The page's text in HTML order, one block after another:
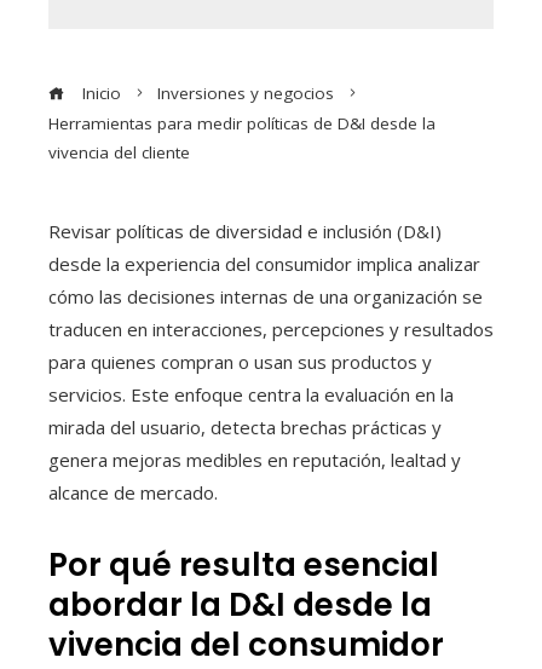
Inicio
Inversiones y negocios
Herramientas para medir políticas de D&I desde la
vivencia del cliente
Revisar políticas de diversidad e inclusión (D&I)
desde la experiencia del consumidor implica analizar
cómo las decisiones internas de una organización se
traducen en interacciones, percepciones y resultados
para quienes compran o usan sus productos y
servicios. Este enfoque centra la evaluación en la
mirada del usuario, detecta brechas prácticas y
genera mejoras medibles en reputación, lealtad y
alcance de mercado.
Por qué resulta esencial
abordar la D&I desde la
vivencia del consumidor